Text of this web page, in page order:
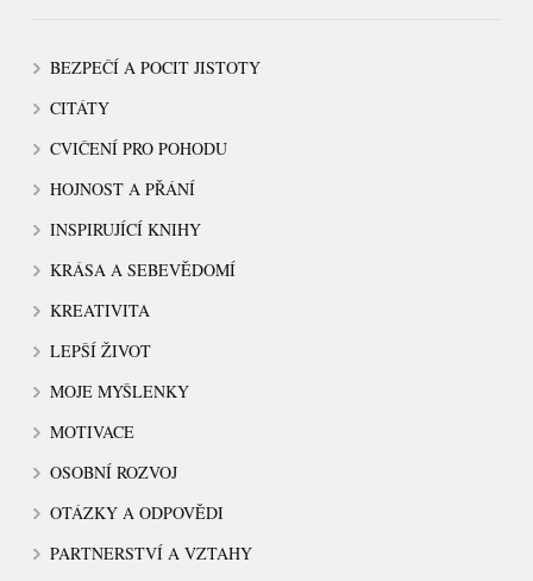
BEZPEČÍ A POCIT JISTOTY
CITÁTY
CVIČENÍ PRO POHODU
HOJNOST A PŘÁNÍ
INSPIRUJÍCÍ KNIHY
KRÁSA A SEBEVĚDOMÍ
KREATIVITA
LEPŠÍ ŽIVOT
MOJE MYŠLENKY
MOTIVACE
OSOBNÍ ROZVOJ
OTÁZKY A ODPOVĚDI
PARTNERSTVÍ A VZTAHY